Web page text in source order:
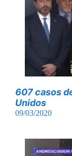
607 casos
Unidos
09/03/2020